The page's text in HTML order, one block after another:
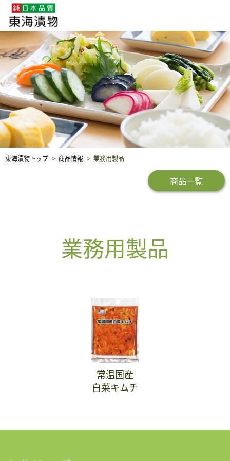
企業・採用情報 社会貢献 品質保証
東海漬物トップ 商品情報 業務用製品
商品一覧
業務用製品
常温国産
白菜キムチ